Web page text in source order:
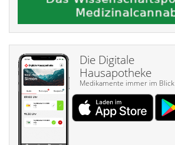
Die Digitale
Hausapotheke
Medikamente immer im Blick